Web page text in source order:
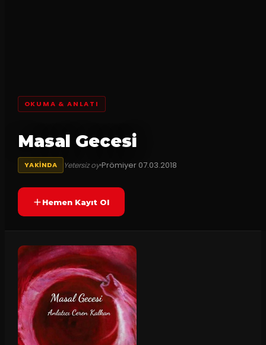
OKUMA & ANLATI
Masal Gecesi
YAKINDA Yetersiz oyPrömiyer07.03.2018
Hemen Kayıt Ol